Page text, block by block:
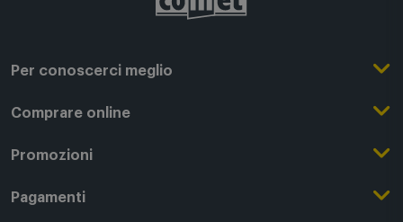
Per conoscerci meglio
Il Gruppo Comet
Punti di forza
Comprare online
Registrati su Comet
Acquista Online
Promozioni
Outlet
Pagamenti